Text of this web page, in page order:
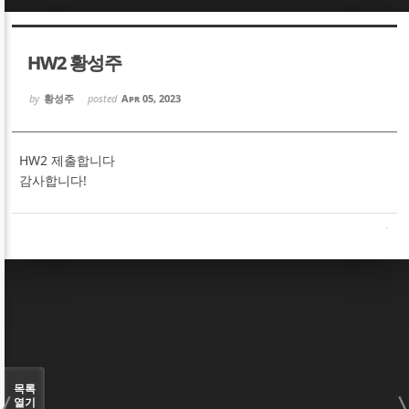
HW2 황성주
by 황성주 posted Apr 05, 2023
HW2 제출합니다
감사합니다!
목록
열기
Sketchbook5, 스케치북5
Sketchbook5, 스케치북5
Sketchbook5, 스케치북5
Sketchbook5, 스케치북5